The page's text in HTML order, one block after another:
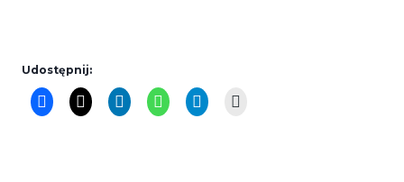
Udostępnij: